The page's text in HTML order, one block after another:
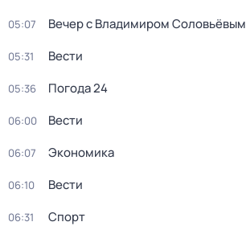
05:07 Вечер с Владимиром Соловьёвым
05:31 Вести
05:36 Погода 24
06:00 Вести
06:07 Экономика
06:10 Вести
06:31 Спорт